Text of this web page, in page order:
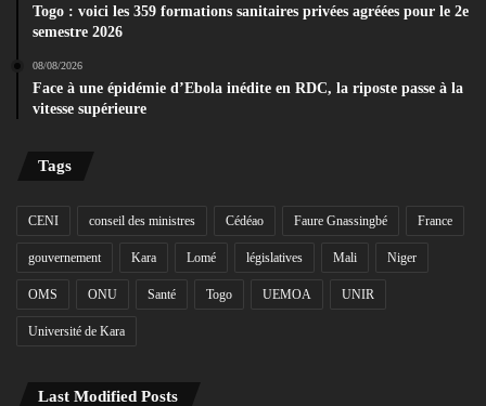
Togo : voici les 359 formations sanitaires privées agréées pour le 2e
semestre 2026
08/08/2026
Face à une épidémie d’Ebola inédite en RDC, la riposte passe à la
vitesse supérieure
Tags
CENI conseil des ministres Cédéao Faure Gnassingbé France
gouvernement Kara Lomé législatives Mali Niger
OMS ONU Santé Togo UEMOA UNIR
Université de Kara
Last Modified Posts